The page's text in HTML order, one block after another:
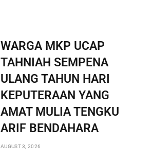
WARGA MKP UCAP
TAHNIAH SEMPENA
ULANG TAHUN HARI
KEPUTERAAN YANG
AMAT MULIA TENGKU
ARIF BENDAHARA
AUGUST 3, 2026